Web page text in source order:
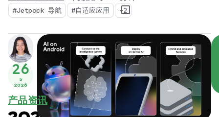
Chromebook 和兼容车载设备。
#Jetpack 导航 #自适应应用 +2
26
5
2026
产品资讯